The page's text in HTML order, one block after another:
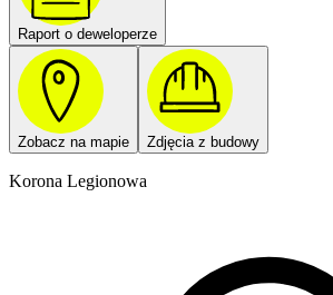
Raport o deweloperze
Zobacz na mapie Zdjęcia z budowy
Korona Legionowa